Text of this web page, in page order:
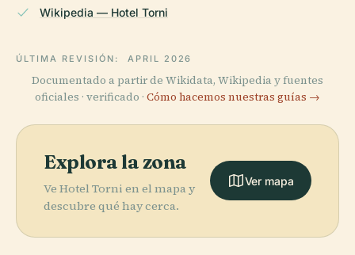
Wikipedia — Hotel Torni
ÚLTIMA REVISIÓN: APRIL 2026
Documentado a partir de Wikidata, Wikipedia y fuentes
oficiales · verificado · Cómo hacemos nuestras guías →
Explora la zona
Ve Hotel Torni en el mapa y
descubre qué hay cerca.
Ver mapa